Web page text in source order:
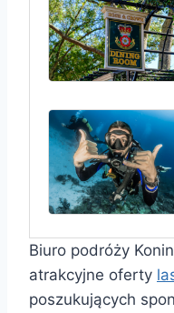
Biuro podróży
atrakcyjne oferty
poszukujących